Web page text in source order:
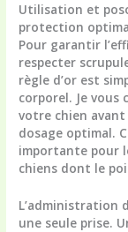
Utilisation et
protection
Pour garantir
respecter
règle d’or est
corporel. Je vous
votre chien
dosage optimal.
importante pour
chiens dont le
L’administration
une seule prise.